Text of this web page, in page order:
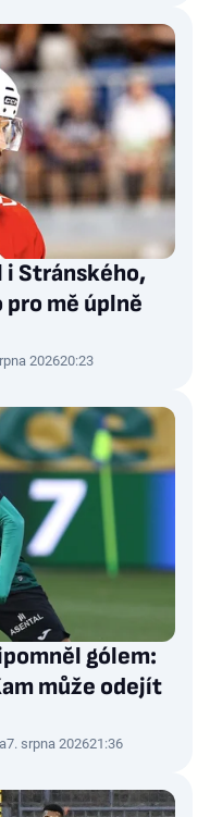
Stránského,
pro mě úplně
202620:23
gólem:
může odejít
7. srpna 202621:36